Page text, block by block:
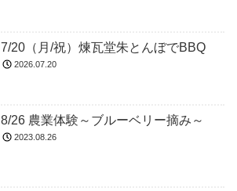
7/20（月/祝）煉瓦堂朱とんぼでBBQ
2026.07.20
8/26 農業体験～ブルーベリー摘み～
2023.08.26